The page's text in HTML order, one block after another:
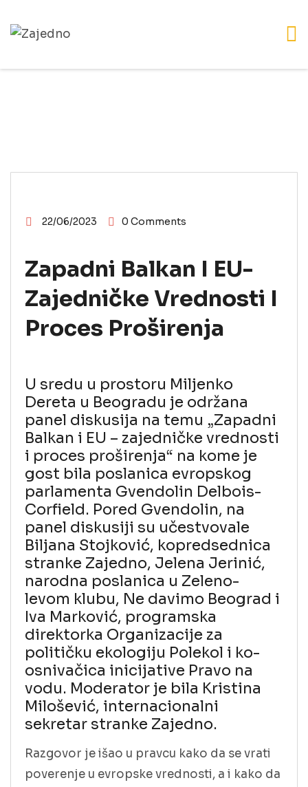
22/06/2023 0 Comments
Zapadni Balkan I EU-
Zajedničke Vrednosti I
Proces Proširenja
U sredu u prostoru Miljenko
Dereta u Beogradu je održana
panel diskusija na temu „Zapadni
Balkan i EU – zajedničke vrednosti
i proces proširenja“ na kome je
gost bila poslanica evropskog
parlamenta Gvendolin Delbois-
Corfield. Pored Gvendolin, na
panel diskusiji su učestvovale
Biljana Stojković, kopredsednica
stranke Zajedno, Jelena Jerinić,
narodna poslanica u Zeleno-
levom klubu, Ne davimo Beograd i
Iva Marković, programska
direktorka Organizacije za
političku ekologiju Polekol i ko-
osnivačica inicijative Pravo na
vodu. Moderator je bila Kristina
Milošević, internacionalni
sekretar stranke Zajedno.
Razgovor je išao u pravcu kako da se vrati
poverenje u evropske vrednosti, a i kako da